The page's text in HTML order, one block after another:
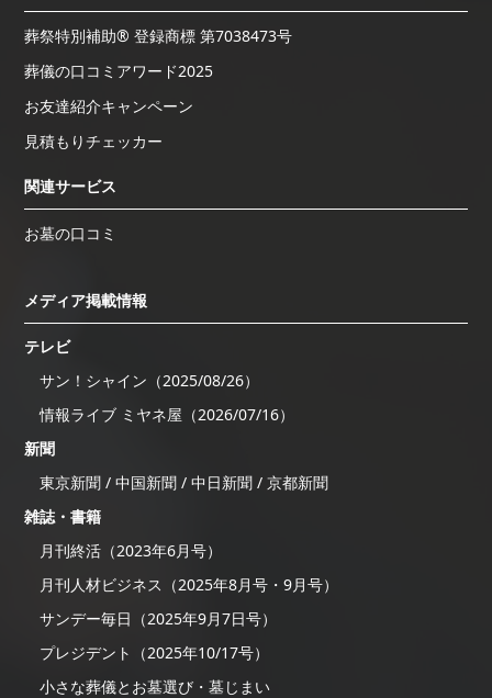
葬祭特別補助® 登録商標 第7038473号
葬儀の口コミアワード2025
お友達紹介キャンペーン
見積もりチェッカー
関連サービス
お墓の口コミ
メディア掲載情報
テレビ
サン！シャイン（2025/08/26）
情報ライブ ミヤネ屋（2026/07/16）
新聞
東京新聞 / 中国新聞 / 中日新聞 / 京都新聞
雑誌・書籍
月刊終活（2023年6月号）
月刊人材ビジネス（2025年8月号・9月号）
サンデー毎日（2025年9月7日号）
プレジデント（2025年10/17号）
小さな葬儀とお墓選び・墓じまい